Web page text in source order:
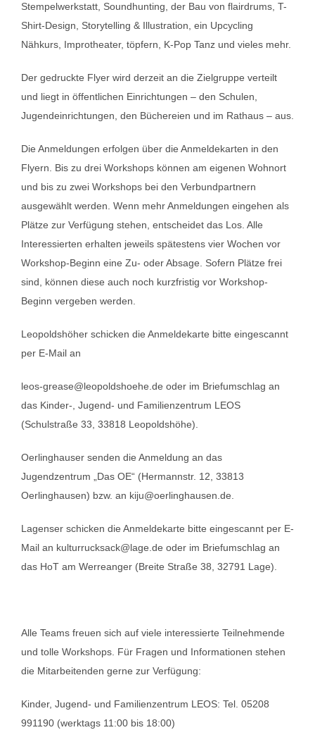
Stempelwerkstatt, Soundhunting, der Bau von flairdrums, T-
Shirt-Design, Storytelling & Illustration, ein Upcycling
Nähkurs, Improtheater, töpfern, K-Pop Tanz und vieles mehr.
Der gedruckte Flyer wird derzeit an die Zielgruppe verteilt
und liegt in öffentlichen Einrichtungen – den Schulen,
Jugendeinrichtungen, den Büchereien und im Rathaus – aus.
Die Anmeldungen erfolgen über die Anmeldekarten in den
Flyern. Bis zu drei Workshops können am eigenen Wohnort
und bis zu zwei Workshops bei den Verbundpartnern
ausgewählt werden. Wenn mehr Anmeldungen eingehen als
Plätze zur Verfügung stehen, entscheidet das Los. Alle
Interessierten erhalten jeweils spätestens vier Wochen vor
Workshop-Beginn eine Zu- oder Absage. Sofern Plätze frei
sind, können diese auch noch kurzfristig vor Workshop-
Beginn vergeben werden.
Leopoldshöher schicken die Anmeldekarte bitte eingescannt
per E-Mail an
leos-grease@leopoldshoehe.de oder im Briefumschlag an
das Kinder-, Jugend- und Familienzentrum LEOS
(Schulstraße 33, 33818 Leopoldshöhe).
Oerlinghauser senden die Anmeldung an das
Jugendzentrum „Das OE“ (Hermannstr. 12, 33813
Oerlinghausen) bzw. an kiju@oerlinghausen.de.
Lagenser schicken die Anmeldekarte bitte eingescannt per E-
Mail an kulturrucksack@lage.de oder im Briefumschlag an
das HoT am Werreanger (Breite Straße 38, 32791 Lage).
Alle Teams freuen sich auf viele interessierte Teilnehmende
und tolle Workshops. Für Fragen und Informationen stehen
die Mitarbeitenden gerne zur Verfügung:
Kinder, Jugend- und Familienzentrum LEOS: Tel. 05208
991190 (werktags 11:00 bis 18:00)